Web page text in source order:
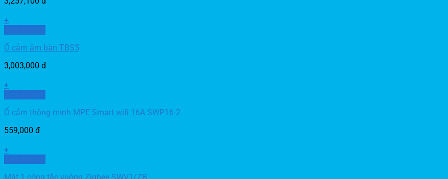
+
Ổ cắm âm bàn TBS5
3,003,000 đ
+
Ổ cắm thông minh MPE Smart wifi 16A SWP16-2
559,000 đ
+